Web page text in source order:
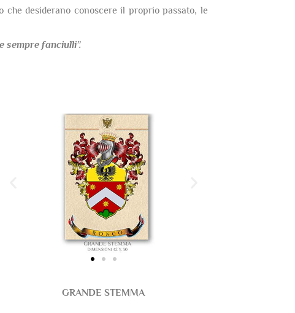
desiderano conoscere il proprio passato, le
sempre fanciulli”.
GRANDE STEMMA